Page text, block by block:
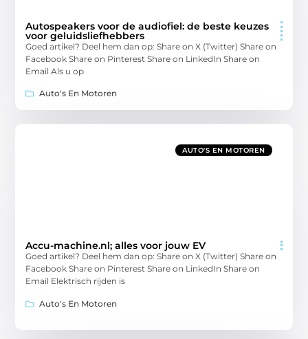
Autospeakers voor de audiofiel: de beste keuzes
voor geluidsliefhebbers
Goed artikel? Deel hem dan op: Share on X (Twitter) Share on
Facebook Share on Pinterest Share on LinkedIn Share on
Email Als u op
Auto's En Motoren
AUTO'S EN MOTOREN
Accu-machine.nl; alles voor jouw EV
Goed artikel? Deel hem dan op: Share on X (Twitter) Share on
Facebook Share on Pinterest Share on LinkedIn Share on
Email Elektrisch rijden is
Auto's En Motoren